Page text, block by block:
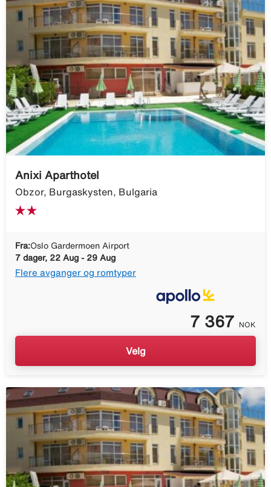
Anixi Aparthotel
Obzor, Burgaskysten, Bulgaria
Fra:Oslo Gardermoen Airport
7 dager, 22 Aug - 29 Aug
Flere avganger og romtyper
7 367 NOK
Velg